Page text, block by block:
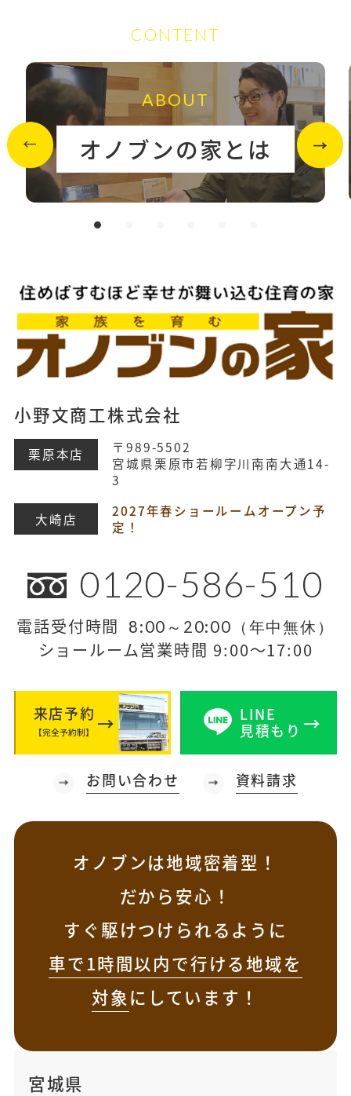
CONTENT
ABOUT
オノブンの家とは
小野文商工株式会社
栗原本店
〒989-5502
宮城県栗原市若柳字川南南大通14-
3
大崎店
2027年春ショールームオープン予
定！
0120-586-510
電話受付時間 8:00～20:00（年中無休）
ショールーム営業時間 9:00～17:00
来店予約
【完全予約制】
LINE
見積もり
お問い合わせ 資料請求
オノブンは地域密着型！
だから安心！
すぐ駆けつけられるように
車で1時間以内で行ける地域を
対象にしています！
宮城県